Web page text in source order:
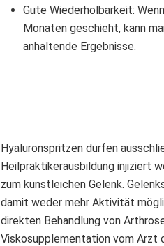
Gute Wiederholbarkeit:
Monaten geschieht, kann
anhaltende Ergebnisse.
Hyaluronspritzen dürfen
Heilpraktikerausbildung injiziert
zum künstleichen Gelenk.
damit weder mehr Aktivität
direkten Behandlung von
Viskosupplementation vom Arzt